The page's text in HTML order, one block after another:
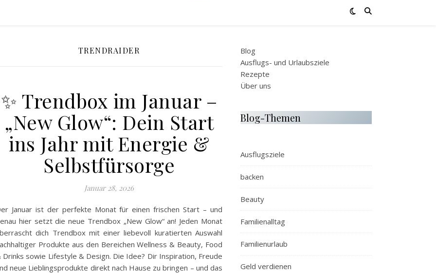
TRENDRAIDER
✨ Trendbox im Januar –
„New Glow“: Dein Start
ins Jahr mit Energie &
Selbstfürsorge
Januar 28, 2026
Januar ist der perfekte Monat für einen frischen Start – und
hier setzt die neue Trendbox „New Glow“ an! Jeden Monat
dich Trendbox mit einer liebevoll kuratierten Auswahl
Produkte aus den Bereichen Wellness & Beauty, Food
Drinks sowie Lifestyle & Design. Die Idee? Dir Inspiration, Freude
neue Lieblingsprodukte direkt nach Hause zu bringen – und das
Blog
Ausflugs- und Urlaubsziele
Rezepte
Über uns
Blog-Themen
Ausflugsziele
backen
Beauty
Familienalltag
Familienurlaub
Geld verdienen